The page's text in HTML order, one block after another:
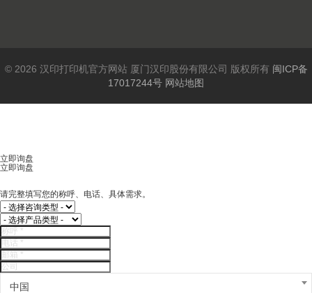
© 2026 汉印打印机官方网站 厦门汉印股份有限公司 版权所有 闽ICP备
17017244号 网站地图
立即询盘
立即询盘
请完整填写您的称呼、电话、具体需求。
中国